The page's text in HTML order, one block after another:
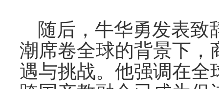
随后，牛华勇发表致
潮席卷全球的背景下，
遇与挑战。他强调在全